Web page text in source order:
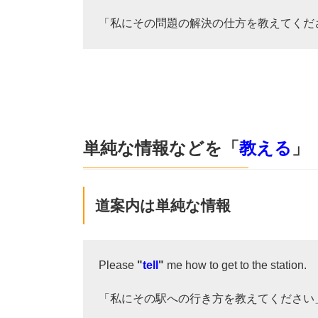
「私にその問題の解決の仕方を教えてくだ
単純な情報などを「教える 」
道案内は単純な情報
Please "tell " me how to get to the station.
「私にその駅への行き方を教えてください